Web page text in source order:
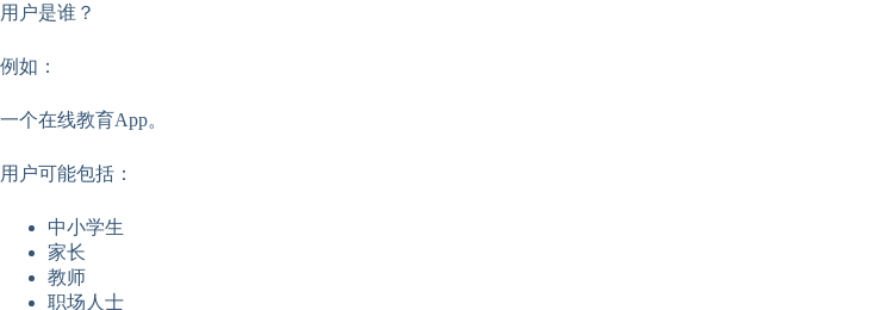
用户是谁？
例如：
一个在线教育App。
用户可能包括：
中小学生
家长
教师
职场人士